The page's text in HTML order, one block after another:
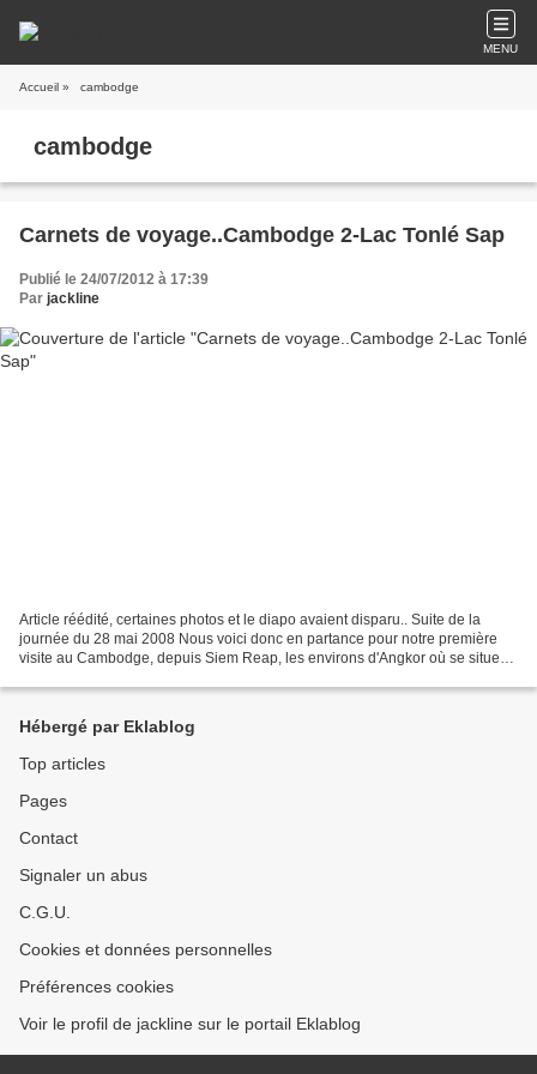
MENU
Accueil » cambodge
cambodge
Carnets de voyage..Cambodge 2-Lac Tonlé Sap
Publié le 24/07/2012 à 17:39
Par jackline
Article réédité, certaines photos et le diapo avaient disparu.. Suite de la
journée du 28 mai 2008 Nous voici donc en partance pour notre première
visite au Cambodge, depuis Siem Reap, les environs d'Angkor où se situe
Hébergé par Eklablog
Top articles
Pages
Contact
Signaler un abus
C.G.U.
Cookies et données personnelles
Préférences cookies
Voir le profil de jackline sur le portail Eklablog